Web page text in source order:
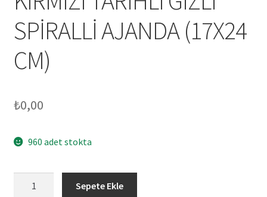
SPİRALLİ AJANDA (17X24
CM)
₺0,00
960 adet stokta
Sepete Ekle